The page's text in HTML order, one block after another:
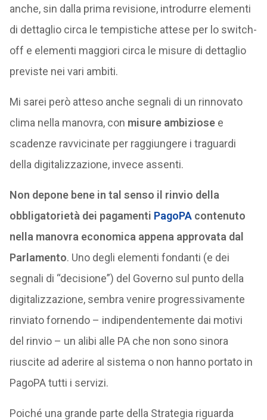
anche, sin dalla prima revisione, introdurre elementi
di dettaglio circa le tempistiche attese per lo switch-
off e elementi maggiori circa le misure di dettaglio
previste nei vari ambiti.
Mi sarei però atteso anche segnali di un rinnovato
clima nella manovra, con misure ambiziosee
scadenze ravvicinate per raggiungere i traguardi
della digitalizzazione, invece assenti.
Non depone bene in tal senso il rinvio della
obbligatorietà dei pagamenti PagoPAcontenuto
nella manovra economica appena approvata dal
Parlamento. Uno degli elementi fondanti (e dei
segnali di “decisione”) del Governo sul punto della
digitalizzazione, sembra venire progressivamente
rinviato fornendo – indipendentemente dai motivi
del rinvio – un alibi alle PA che non sono sinora
riuscite ad aderire al sistema o non hanno portato in
PagoPA tutti i servizi.
Poiché una grande parte della Strategia riguarda